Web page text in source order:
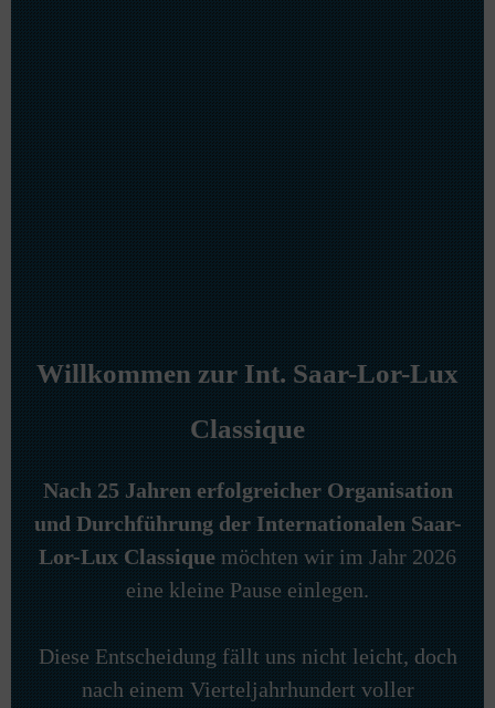
Willkommen zur Int. Saar-Lor-Lux
Classique
Nach 25 Jahren erfolgreicher Organisation
und Durchführung der Internationalen Saar-
Lor-Lux Classique möchten wir im Jahr 2026
eine kleine Pause einlegen.
Diese Entscheidung fällt uns nicht leicht, doch
nach einem Vierteljahrhundert voller